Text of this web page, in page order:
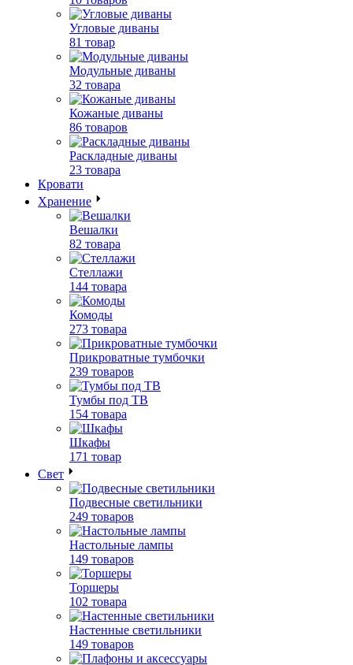
Угловые диваны
81 товар
Модульные диваны
32 товара
Кожаные диваны
86 товаров
Раскладные диваны
23 товара
Кровати
Хранение
Вешалки
82 товара
Стеллажи
144 товара
Комоды
273 товара
Прикроватные тумбочки
239 товаров
Тумбы под ТВ
154 товара
Шкафы
171 товар
Свет
Подвесные светильники
249 товаров
Настольные лампы
149 товаров
Торшеры
102 товара
Настенные светильники
149 товаров